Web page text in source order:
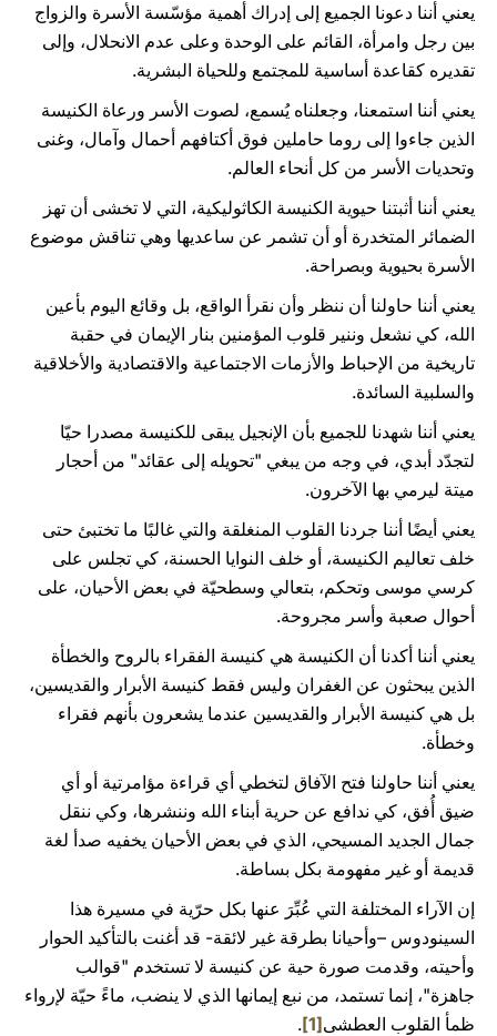
يعني أننا دعونا الجميع إلى إدراك أهمية مؤسّسة الأسرة والزواج
بين رجل وامرأة، القائم على الوحدة وعلى عدم الانحلال، وإلى
تقديره كقاعدة أساسية للمجتمع وللحياة البشرية.
يعني أننا استمعنا، وجعلناه يُسمع، لصوت الأسر ورعاة الكنيسة
الذين جاءوا إلى روما حاملين فوق أكتافهم أحمال وآمال، وغنى
وتحديات الأسر من كل أنحاء العالم.
يعني أننا أثبتنا حيوية الكنيسة الكاثوليكية، التي لا تخشى أن تهز
الضمائر المتخدرة أو أن تشمر عن ساعديها وهي تناقش موضوع
الأسرة بحيوية وبصراحة.
يعني أننا حاولنا أن ننظر وأن نقرأ الواقع، بل وقائع اليوم بأعين
الله، كي نشعل وننير قلوب المؤمنين بنار الإيمان في حقبة
تاريخية من الإحباط والأزمات الاجتماعية والاقتصادية والأخلاقية
والسلبية السائدة.
يعني أننا شهدنا للجميع بأن الإنجيل يبقى للكنيسة مصدرا حيّا
لتجدّد أبدي، في وجه من يبغي "تحويله إلى عقائد" من أحجار
ميتة ليرمي بها الآخرون.
يعني أيضًا أننا جردنا القلوب المنغلقة والتي غالبًا ما تختبئ حتى
خلف تعاليم الكنيسة، أو خلف النوايا الحسنة، كي تجلس على
كرسي موسى وتحكم، بتعالي وسطحيّة في بعض الأحيان، على
أحوال صعبة وأسر مجروحة.
يعني أننا أكدنا أن الكنيسة هي كنيسة الفقراء بالروح والخطأة
الذين يبحثون عن الغفران وليس فقط كنيسة الأبرار والقديسين،
بل هي كنيسة الأبرار والقديسين عندما يشعرون بأنهم فقراء
وخطأة.
يعني أننا حاولنا فتح الآفاق لتخطي أي قراءة مؤامرتية أو أي
ضيق أُفق، كي ندافع عن حرية أبناء الله وننشرها، وكي ننقل
جمال الجديد المسيحي، الذي في بعض الأحيان يخفيه صدأ لغة
قديمة أو غير مفهومة بكل بساطة.
إن الآراء المختلفة التي عُبِّرَ عنها بكل حرّية في مسيرة هذا
السينودوس –وأحيانا بطرقة غير لائقة- قد أغنت بالتأكيد الحوار
وأحيته، وقدمت صورة حية عن كنيسة لا تستخدم "قوالب
جاهزة"، إنما تستمد، من نبع إيمانها الذي لا ينضب، ماءً حيّة لإرواء
ظمأ القلوب العطشى[1]
.